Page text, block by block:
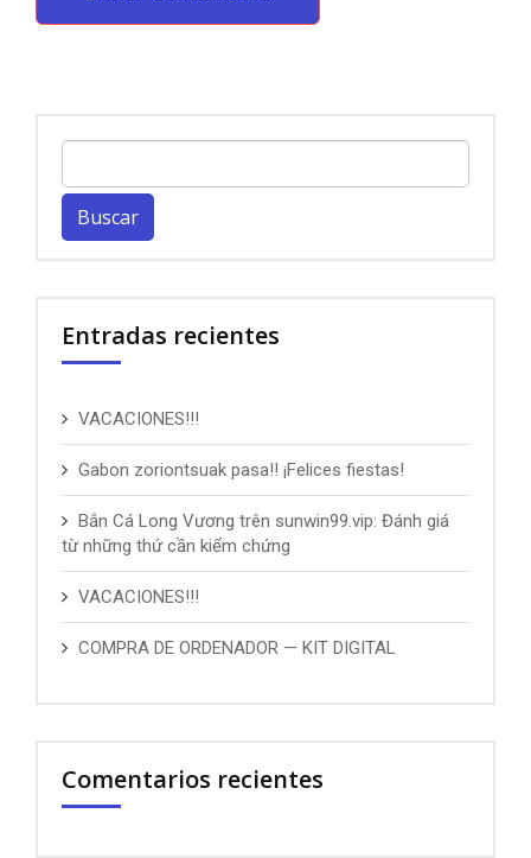
Entradas recientes
VACACIONES!!!
Gabon zoriontsuak pasa!! ¡Felices fiestas!
Bắn Cá Long Vương trên sunwin99.vip: Đánh giá
từ những thứ cần kiểm chứng
VACACIONES!!!
COMPRA DE ORDENADOR — KIT DIGITAL
Comentarios recientes